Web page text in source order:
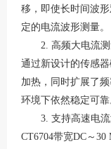
移，即使长时间波
定的电流波形测量。
2. 高频大电流
通过新设计的传感
加热，同时扩展了
环境下依然稳定可靠
3. 支持高速电
CT6704带宽DC～30